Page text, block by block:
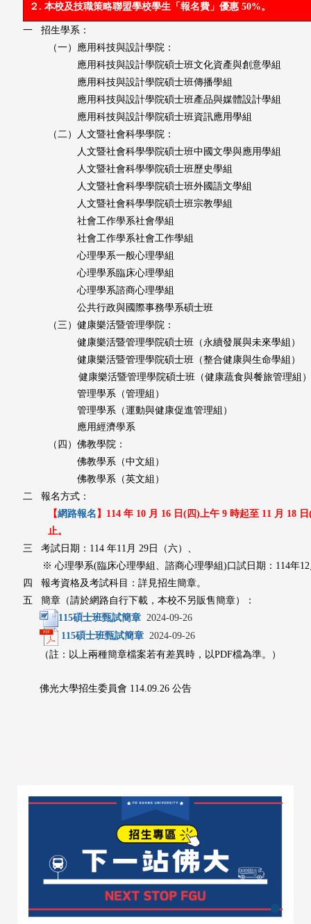
２. 本校及技職策略聯盟學校學生「報名費」優惠 50%。
一
招生學系：
（一）應用科技與設計學院：
應用科技與設計學院碩士班文化資產與創意學組
應用科技與設計學院碩士班傳播學組
應用科技與設計學院碩士班產品與媒體設計學組
應用科技與設計學院碩士班資訊應用學組
（二）
人文暨社會科學學院 ：
人文暨社會科學學院碩士班中國文學與應用學組
人文暨社會科學學院碩士班歷史學組
人文暨社會科學學院碩士班外國語文學組
人文暨社會科學學院碩士班宗教學組
社會工作學系社會學組
社會工作學系社會工作學組
心理學系一般心理學組
心理學系臨床心理學組
心理學系諮商心理學組
公共行政與國際事務學系碩士班
（三）健康樂活暨管理學院：
健康樂活暨管理學院碩士班 （永續發展與未來學組）
健康樂活暨管理學院碩士班 （整合健康與生命學組）
健康樂活暨管理學院碩士班 （健康蔬食與餐旅管理組）
管理學系 （管理組）
管理學系 （運動與健康促進管理組）
應用經濟學系
（四）佛教學院：
佛教學系（中文組）
佛教學系（英文組）
二
報名方式：
【網路報名 】114 年 10 月 16 日(四)上午 9 時起至 11 月 18
止。
三
考試日期： 114 年11月 29日（六）、
※ 心理學系(臨床心理學組、諮商心理學組)口試日期：114年12
四
報考資格及考試科目：詳見招生簡章。
五
簡章（請於網路自行下載，本校不另販售簡章）：
115碩士班甄試簡章 2024-09-26
115碩士班甄試簡章 2024-09-26
（註：以上兩種簡章檔案若有差異時，以PDF檔為準。）
佛光大學招生委員會 114.09.26 公告